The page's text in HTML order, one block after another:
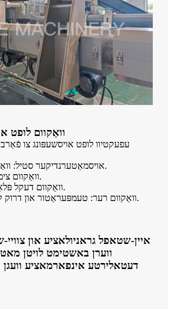
וואַקוום לופט
● אויסמאַטערנדיקער סטיל: וואַקוום וואַסער פילטער.
● וואַקוום צימער: ספּעציעלע פּלאַן.
● וואַקוום דעקל פּלאַטע: אַלומינום צומיש.
● וואַקוום רער: טעמפּעראַטור און דרוק קעגנשטעל גומע רערן.
איין-שטאפל גראניולאציע און
ווערן באשטימט לויטן
דעטאלירטע אינפארמאציע